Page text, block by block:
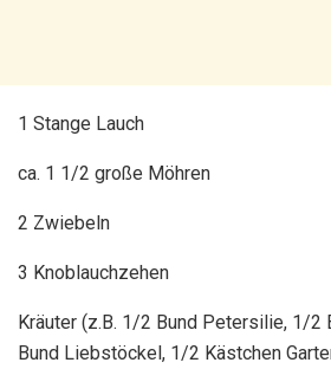
1 Stange Lauch
ca. 1 1/2 große Möhren
2 Zwiebeln
3 Knoblauchzehen
Kräuter (z.B. 1/2 Bund Petersilie, 1/2
Bund Liebstöckel, 1/2 Kästchen